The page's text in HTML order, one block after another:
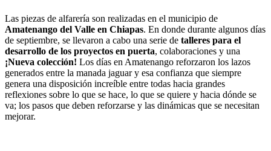
Las piezas de alfarería son realizadas en el municipio de
Amatenango del Valle en Chiapas. En donde durante algunos días
de septiembre, se llevaron a cabo una serie de talleres para el
desarrollo de los proyectos en puerta, colaboraciones y una
¡Nueva colección! Los días en Amatenango reforzaron los lazos
generados entre la manada jaguar y esa confianza que siempre
genera una disposición increíble entre todas hacia grandes
reflexiones sobre lo que se hace, lo que se quiere y hacia dónde se
va; los pasos que deben reforzarse y las dinámicas que se necesitan
mejorar.